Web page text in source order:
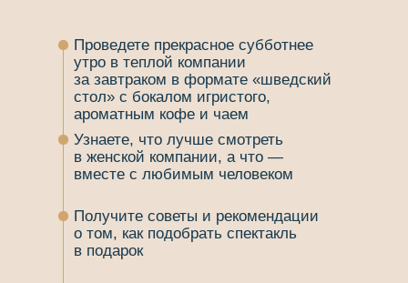
Проведете прекрасное субботнее
утро в теплой компании
за завтраком в формате «шведский
стол» с бокалом игристого,
ароматным кофе и чаем
Узнаете, что лучше смотреть
в женской компании, а что —
вместе с любимым человеком
Получите советы и рекомендации
о том, как подобрать спектакль
в подарок